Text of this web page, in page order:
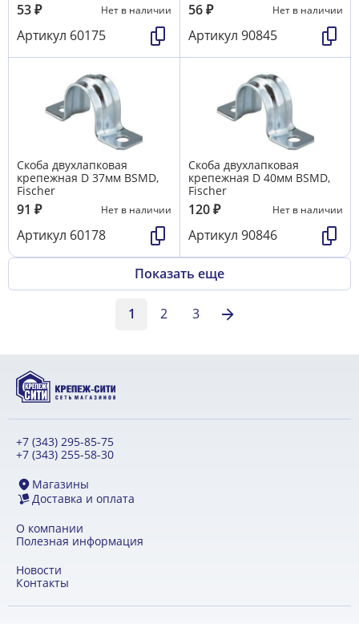
53₽ Нет в наличии
Артикул 60175
56₽ Нет в наличии
Артикул 90845
Скоба двухлапковая
крепежная D 37мм BSMD,
Fischer
91 ₽ Нет в наличии
Артикул 60178
Скоба двухлапковая
крепежная D 40мм BSMD,
Fischer
120₽ Нет в наличии
Артикул 90846
Показать еще
1 2 3
+7 (343) 295-85-75
+7 (343) 255-58-30
Магазины
Доставка и оплата
О компании
Полезная информация
Новости
Контакты